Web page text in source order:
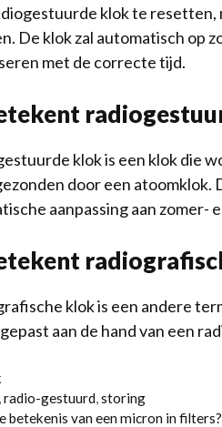
klok te
De klok zal automatisch op
met de correcte tijd.
klok is een klok die
door een atoomklok.
aanpassing aan zomer-
klok is een andere
aan de hand van een
,radio-gestuurd,storing
betekenis van een micron in filters?